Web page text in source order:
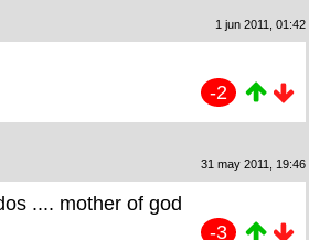
1 jun 2011, 01:42
-2
31 may 2011, 19:46
.... mother of god
-3